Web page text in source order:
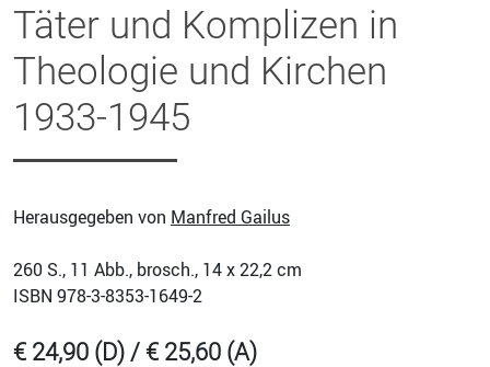
Täter und Komplizen in
Theologie und Kirchen
1933-1945
Herausgegeben von Manfred Gailus
260 S., 11 Abb., brosch., 14 x 22,2 cm
ISBN 978-3-8353-1649-2
€ 24,90 (D) / € 25,60 (A)